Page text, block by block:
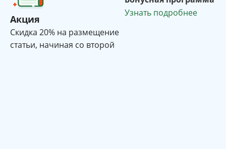
Акция
Cкидка 20% на размещение
статьи, начиная со второй
Узнать подробнее